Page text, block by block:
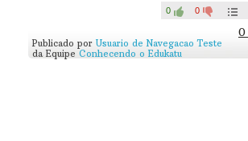
como vocês poderiam utilizar esse alimento
-Escolham ou criem uma receita com este
para ver se fica boa.
0 0
0
Publicado por Usuario de Navegacao Teste
da Equipe Conhecendo o Edukatu